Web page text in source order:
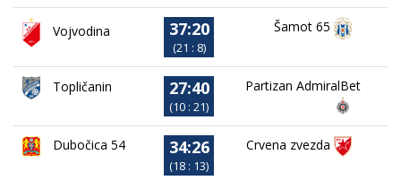
Vojvodina 37:20
(21 : 8)
Šamot 65
Topličanin 27:40
(10 : 21)
Partizan AdmiralBet
Dubočica 54 34:26
(18 : 13)
Crvena zvezda